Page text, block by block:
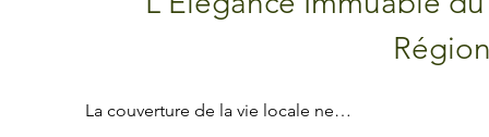
La couverture de la vie locale ne…